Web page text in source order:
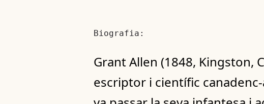
Biografia:
Grant Allen (1848, Kingston,
escriptor i científic